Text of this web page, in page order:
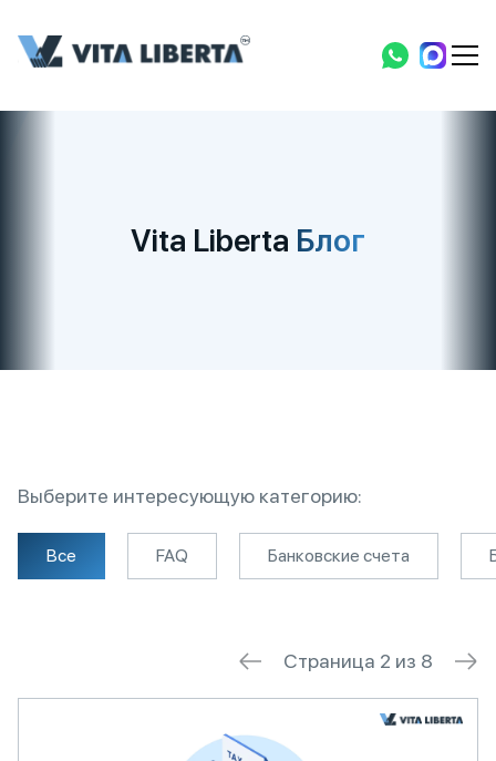
Vita Liberta Блог
Выберите интересующую категорию:
Все FAQ Банковские счета
Страница 2 из 8